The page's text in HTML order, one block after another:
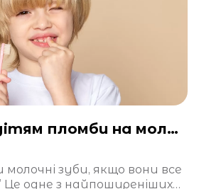
Чи потрібні дітям пломби на молочні зуби?
молочні зуби, якщо вони все
одне з найпоширеніших